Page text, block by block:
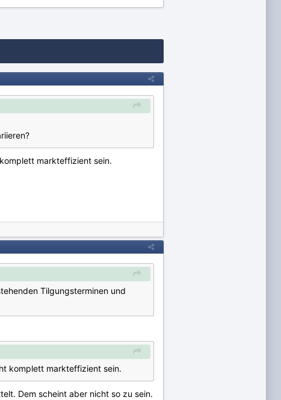
markteffizient sein.
Tilgungsterminen und
komplett markteffizient sein.
Dem scheint aber nicht so zu sein.